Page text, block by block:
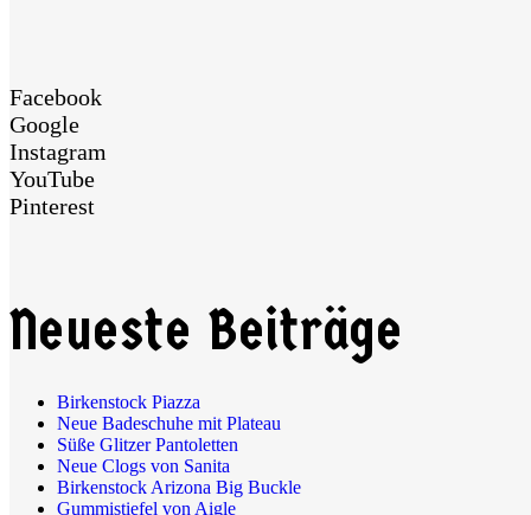
Facebook
Google
Instagram
YouTube
Pinterest
Neueste Beiträge
Birkenstock Piazza
Neue Badeschuhe mit Plateau
Süße Glitzer Pantoletten
Neue Clogs von Sanita
Birkenstock Arizona Big Buckle
Gummistiefel von Aigle